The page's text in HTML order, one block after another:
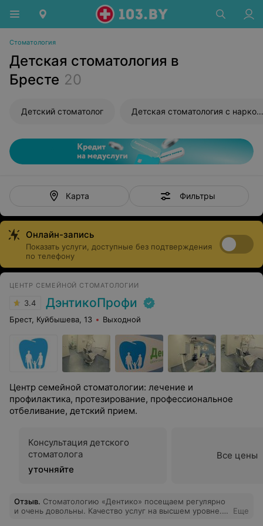
Стоматология
Детская стоматология в
Бресте 20
Детский стоматолог Детская стоматология с наркозом
Карта Фильтры
Онлайн-запись
Показать услуги, доступные без подтверждения
по телефону
ЦЕНТР СЕМЕЙНОЙ СТОМАТОЛОГИИ
3.4 ДэнтикоПрофи
Брест, Куйбышева, 13 Выходной
Центр семейной стоматологии: лечение и
профилактика, протезирование, профессиональное
отбеливание, детский прием.
Консультация детского
стоматолога
уточняйте
Все цены
Отзыв. Стоматологию «Дентико» посещаем регулярно
и очень довольны. Качество услуг на высшем уровне.
Еще